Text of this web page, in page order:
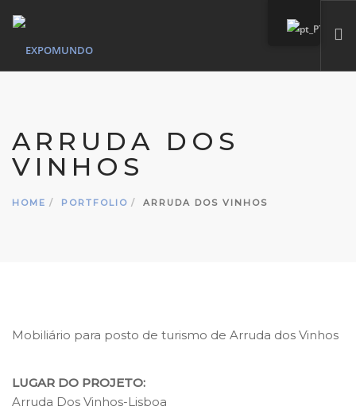
SERVIÇOS
MARCAS PRÓPIAS
PORTFÓLIO
ARRUDA DOS
VINHOS
HOME PORTFOLIO ARRUDA DOS VINHOS
Mobiliário para posto de turismo de Arruda dos Vinhos
LUGAR DO PROJETO:
Arruda Dos Vinhos-Lisboa